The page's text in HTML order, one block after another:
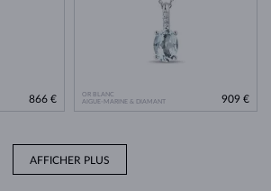
866 €
OR BLANC
AIGUE-MARINE & DIAMANT
909 €
AFFICHER PLUS